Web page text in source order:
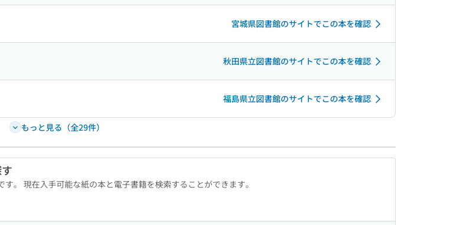
宮城県図書館のサイトでこの本を確認
秋田県立図書館のサイトでこの本を確認
福島県立図書館のサイトでこの本を確認
もっと見る（全29件）
。 現在入手可能な紙の本と電子書籍を検索することができます。